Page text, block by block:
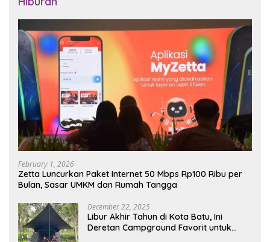
February 1, 2026
Zetta Luncurkan Paket Internet 50 Mbps Rp100 Ribu per
Bulan, Sasar UMKM dan Rumah Tangga
December 22, 2025
Libur Akhir Tahun di Kota Batu, Ini
Deretan Campground Favorit untuk